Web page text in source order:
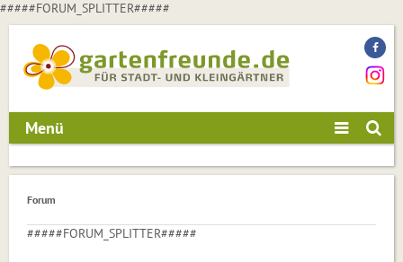
#####FORUM_SPLITTER#####
Menü
Forum
#####FORUM_SPLITTER#####